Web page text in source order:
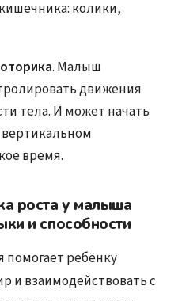
колики,
. Малыш
движения
тела. И может начать
время.
роста у малыша
и способности
помогает ребёнку
и взаимодействовать с